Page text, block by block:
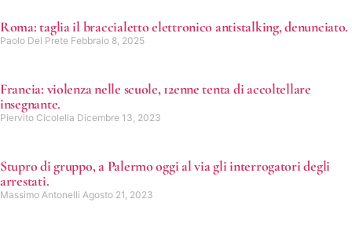
Roma: taglia il braccialetto elettronico antistalking, denunciato.
Paolo Del Prete Febbraio 8, 2025
Francia: violenza nelle scuole, 12enne tenta di accoltellare
insegnante.
Piervito Cicolella Dicembre 13, 2023
Stupro di gruppo, a Palermo oggi al via gli interrogatori degli
arrestati.
Massimo Antonelli Agosto 21, 2023